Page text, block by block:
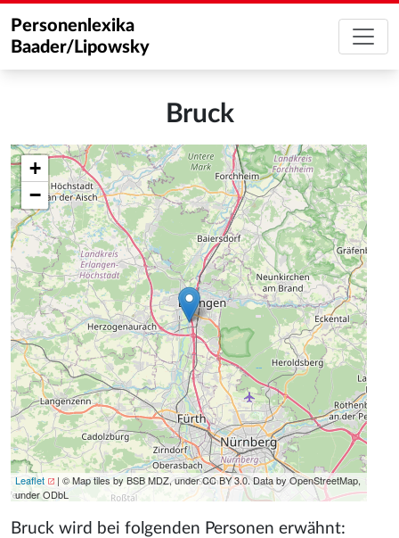
Personenlexika
Baader/Lipowsky
Bruck
+
−
Leaflet
| © Map tiles by BSB MDZ, under CC BY 3.0. Data by OpenStreetMap,
under ODbL
Bruck wird bei folgenden Personen erwähnt: